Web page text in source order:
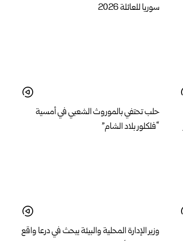
سوريا للعائلة 2026
حلب تحتفي بالموروث الشعبي في أمسية
“فلكلور بلاد الشام”
وزير الإدارة المحلية والبيئة يبحث في درعا واقع